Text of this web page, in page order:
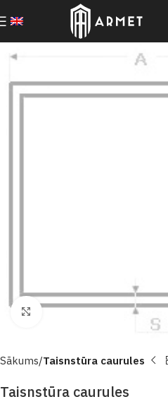
Click to enlarge
Sākums Taisnstūra caurules
Taisnstūra caurules